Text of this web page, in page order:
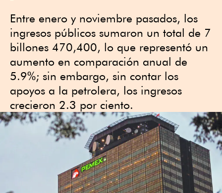
Entre enero y noviembre pasados, los
ingresos públicos sumaron un total de 7
billones 470,400, lo que representó un
aumento en comparación anual de
5.9%; sin embargo, sin contar los
apoyos a la petrolera, los ingresos
crecieron 2.3 por ciento.